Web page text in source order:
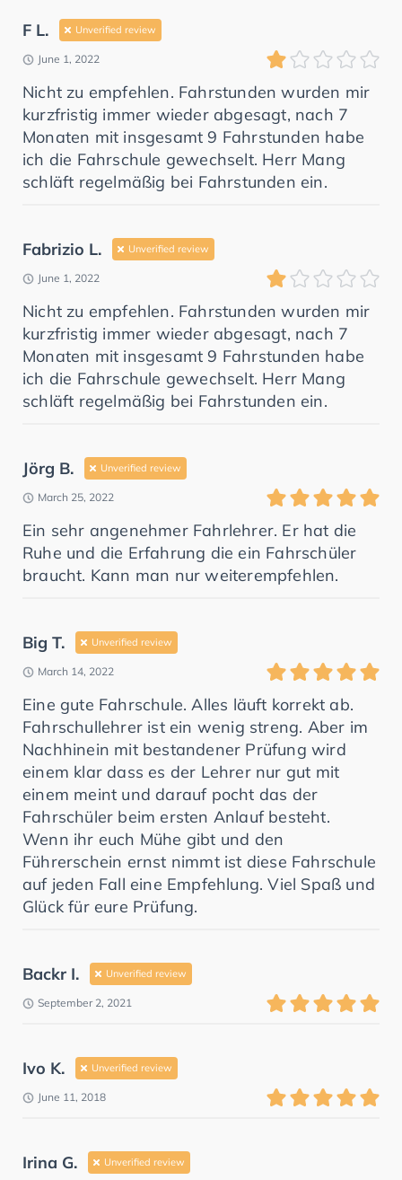
F L. Unverified review
June 1, 2022
Nicht zu empfehlen. Fahrstunden wurden mir
kurzfristig immer wieder abgesagt, nach 7
Monaten mit insgesamt 9 Fahrstunden habe
ich die Fahrschule gewechselt. Herr Mang
schläft regelmäßig bei Fahrstunden ein.
Fabrizio L. Unverified review
June 1, 2022
Nicht zu empfehlen. Fahrstunden wurden mir
kurzfristig immer wieder abgesagt, nach 7
Monaten mit insgesamt 9 Fahrstunden habe
ich die Fahrschule gewechselt. Herr Mang
schläft regelmäßig bei Fahrstunden ein.
Jörg B. Unverified review
March 25, 2022
Ein sehr angenehmer Fahrlehrer. Er hat die
Ruhe und die Erfahrung die ein Fahrschüler
braucht. Kann man nur weiterempfehlen.
Big T. Unverified review
March 14, 2022
Eine gute Fahrschule. Alles läuft korrekt ab.
Fahrschullehrer ist ein wenig streng. Aber im
Nachhinein mit bestandener Prüfung wird
einem klar dass es der Lehrer nur gut mit
einem meint und darauf pocht das der
Fahrschüler beim ersten Anlauf besteht.
Wenn ihr euch Mühe gibt und den
Führerschein ernst nimmt ist diese Fahrschule
auf jeden Fall eine Empfehlung. Viel Spaß und
Glück für eure Prüfung.
Backr I. Unverified review
September 2, 2021
Ivo K. Unverified review
June 11, 2018
Irina G. Unverified review